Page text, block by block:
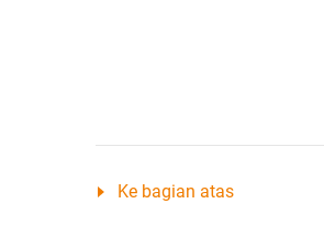
Ke bagian atas